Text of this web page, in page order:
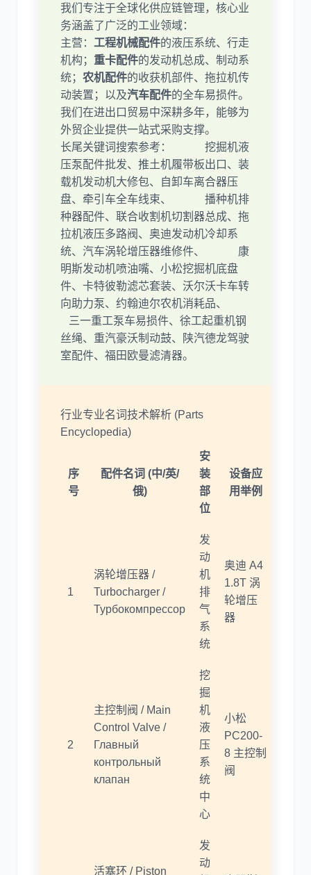
我们专注于全球化供应链管理，核心业
务涵盖了广泛的工业领域：
主营： 工程机械配件的液压系统、行走
机构； 重卡配件的发动机总成、制动系
统； 农机配件的收获机部件、拖拉机传
动装置；以及汽车配件的全车易损件。
我们在进出口贸易中深耕多年，能够为
外贸企业提供一站式采购支撑。
长尾关键词搜索参考： 挖掘机液
压泵配件批发、推土机履带板出口、装
载机发动机大修包、自卸车离合器压
盘、牵引车全车线束、 播种机排
种器配件、联合收割机切割器总成、拖
拉机液压多路阀、奥迪发动机冷却系
统、汽车涡轮增压器维修件、 康
明斯发动机喷油嘴、小松挖掘机底盘
件、卡特彼勒滤芯套装、沃尔沃卡车转
向助力泵、约翰迪尔农机消耗品、
三一重工泵车易损件、徐工起重机钢
丝绳、重汽豪沃制动鼓、陕汽德龙驾驶
室配件、福田欧曼滤清器。
行业专业名词技术解析 (Parts
Encyclopedia)
序
号
配件名词 (中/英/
俄)
安
装
部
位
设备应
用举例
1
涡轮增压器 /
Turbocharger /
Турбокомпрессор
发
动
机
排
气
系
统
奥迪 A4
1.8T 涡
轮增压
器
2
主控制阀 / Main
Control Valve /
Главный
контрольный
клапан
挖
掘
机
液
压
系
统
中
心
小松
PC200-
8 主控制
阀
活塞环 / Piston
发
动